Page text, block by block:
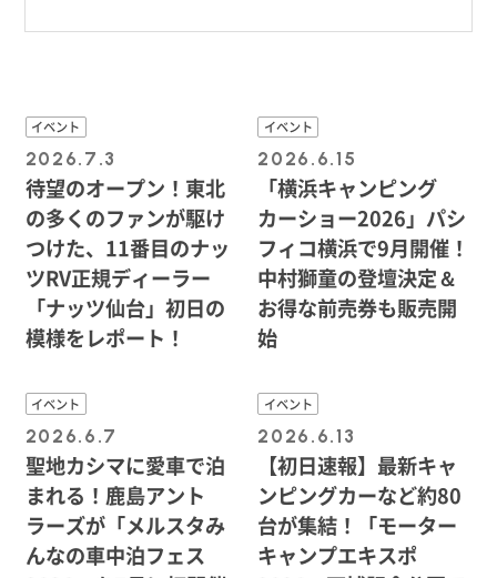
イベント
2026.7.3
待望のオープン！東北
の多くのファンが駆け
つけた、11番目のナッ
ツRV正規ディーラー
「ナッツ仙台」初日の
模様をレポート！
イベント
2026.6.15
「横浜キャンピング
カーショー2026」パシ
フィコ横浜で9月開催！
中村獅童の登壇決定＆
お得な前売券も販売開
始
イベント
2026.6.7
聖地カシマに愛車で泊
まれる！鹿島アント
ラーズが「メルスタみ
んなの車中泊フェス
イベント
2026.6.13
【初日速報】最新キャ
ンピングカーなど約80
台が集結！「モーター
キャンプエキスポ